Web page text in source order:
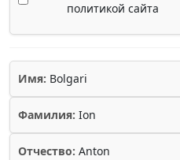
политикой сайта
Имя: Bolgari
Фамилия: Ion
Отчество: Anton